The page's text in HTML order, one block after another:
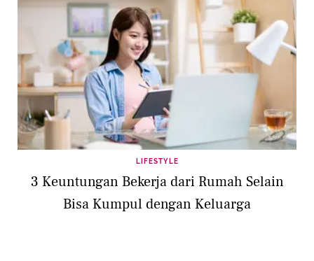
LIFESTYLE
3 Keuntungan Bekerja dari Rumah Selain
Bisa Kumpul dengan Keluarga